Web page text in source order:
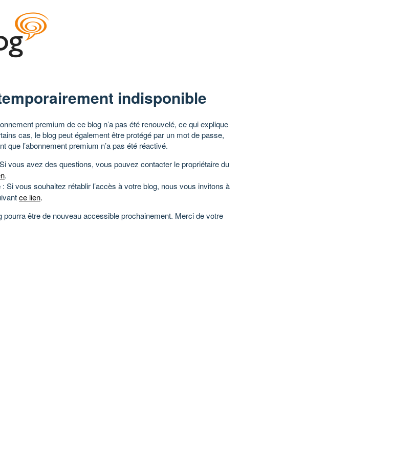
indisponible
premium de ce blog n’a pas été renouvelé, ce qui explique
cas, le blog peut également être protégé par un mot de passe,
que l’abonnement premium n’a pas été réactivé.
vous avez des questions, vous pouvez contacter le propriétaire du
.
: Si vous souhaitez rétablir l’accès à votre blog, nous vous invitons à
ce lien.
pourra être de nouveau accessible prochainement. Merci de votre